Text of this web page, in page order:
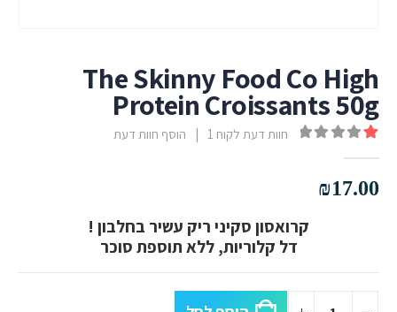
The Skinny Food Co High
Protein Croissants 50g
חוות דעת לקוח 1 הוסף חוות דעת
₪17.00
קרואסון סקיני ריק עשיר בחלבון !
דל קלוריות, ללא תוספת סוכר